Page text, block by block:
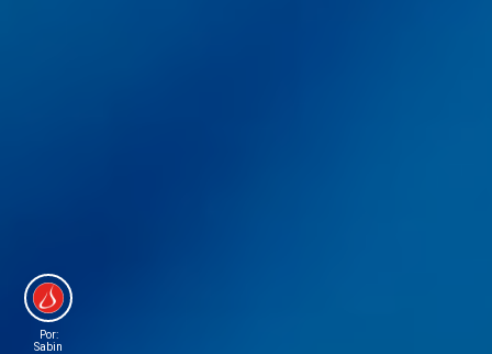
Por:
Sabin